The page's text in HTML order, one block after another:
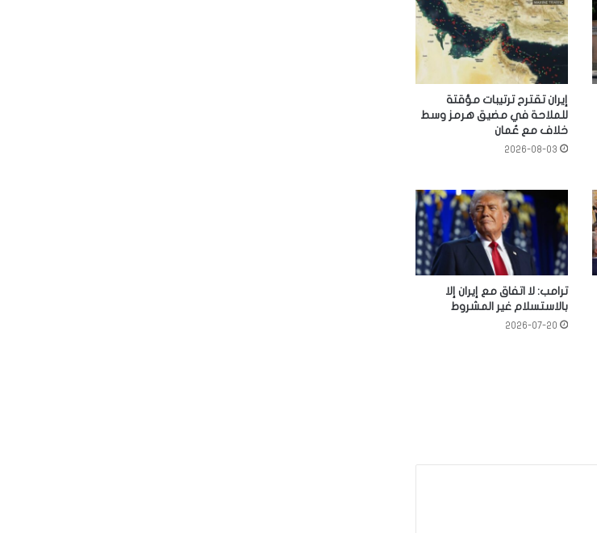
إيران تقترح ترتيبات مؤقتة
للملاحة في مضيق هرمز وسط
خلاف مع عُمان
2026-08-03
ترامب: لا اتفاق مع إيران إلا
بالاستسلام غير المشروط
2026-07-20